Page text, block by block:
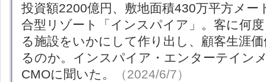
投資額2200億円、敷地面積430万平方メー
合型リゾート「インスパイア」。客に何
る施設をいかにして作り出し、顧客生涯
るのか。インスパイア・エンターテイン
CMOに聞いた。
（2024/6/7）